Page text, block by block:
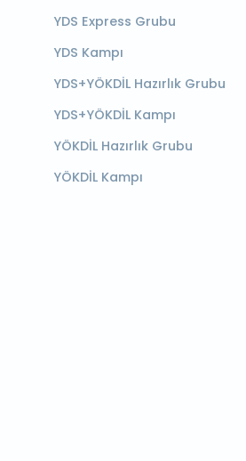
YDS Express Grubu
YDS Kampı
YDS+YÖKDİL Hazırlık Grubu
YDS+YÖKDİL Kampı
YÖKDİL Hazırlık Grubu
YÖKDİL Kampı